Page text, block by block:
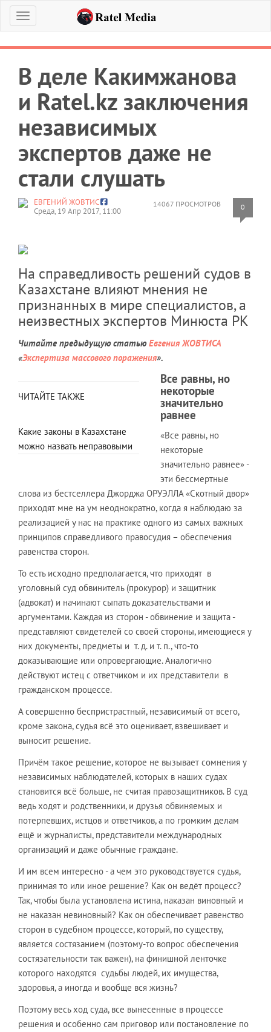
Меню
В деле Какимжанова
и Ratel.kz заключения
независимых
экспертов даже не
стали слушать
14067 ПРОСМОТРОВ 0
ЕВГЕНИЙ ЖОВТИС
Среда, 19 Апр 2017, 11:00
На справедливость решений судов в
Казахстане влияют мнения не
признанных в мире специалистов, а
неизвестных экспертов Минюста РК
Читайте предыдущую статьюЕвгения ЖОВТИСА
«Экспертиза массового поражения».
ЧИТАЙТЕ ТАКЖЕ
Какие законы в Казахстане
можно назвать неправовыми
Все равны, но
некоторые
значительно
равнее
«Все равны, но
некоторые
значительно равнее» -
эти бессмертные
слова из бестселлера Джорджа ОРУЭЛЛА «Скотный двор»
приходят мне на ум неоднократно, когда я наблюдаю за
реализацией у нас на практике одного из самых важных
принципов справедливого правосудия – обеспечения
равенства сторон.
То есть исходно предполагается, что приходят в
уголовный суд обвинитель (прокурор) и защитник
(адвокат) и начинают сыпать доказательствами и
аргументами. Каждая из сторон - обвинение и защита -
представляют свидетелей со своей стороны, имеющиеся у
них документы, предметы и т. д. и т. п., что-то
доказывающие или опровергающие. Аналогично
действуют истец с ответчиком и их представители в
гражданском процессе.
А совершенно беспристрастный, независимый от всего,
кроме закона, судья всё это оценивает, взвешивает и
выносит решение.
Причём такое решение, которое не вызывает сомнения у
независимых наблюдателей, которых в наших судах
становится всё больше, не считая правозащитников. В суд
ведь ходят и родственники, и друзья обвиняемых и
потерпевших, истцов и ответчиков, а по громким делам
ещё и журналисты, представители международных
организаций и даже обычные граждане.
И им всем интересно - а чем это руководствуется судья,
принимая то или иное решение? Как он ведёт процесс?
Так, чтобы была установлена истина, наказан виновный и
не наказан невиновный? Как он обеспечивает равенство
сторон в судебном процессе, который, по существу,
является состязанием (поэтому-то вопрос обеспечения
состязательности так важен), на финишной ленточке
которого находятся судьбы людей, их имущества,
здоровья, а иногда и вообще вся жизнь?
Поэтому весь ход суда, все вынесенные в процессе
решения и особенно сам приговор или постановление по